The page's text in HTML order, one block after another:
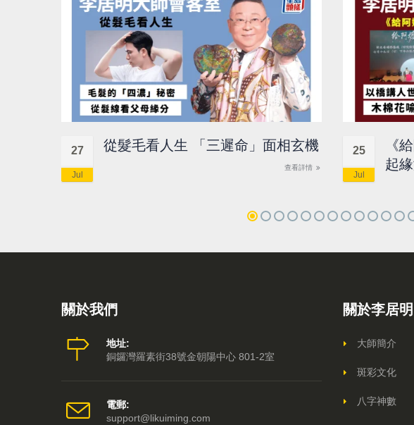
27
Jul
從髮毛看人生 「三遲命」面相玄機
查看詳情
25
Jul
《
起
關於我們
地址:
銅鑼灣羅素街38號金朝陽中心 801-2室
電郵:
support@likuiming.com
關於李居明
大師簡介
斑彩文化
八字神數